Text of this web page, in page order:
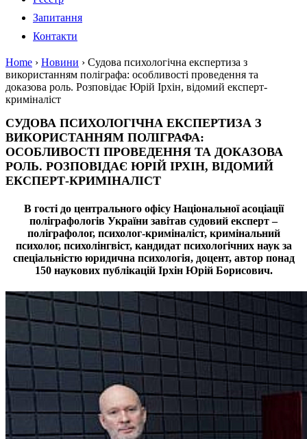
Запитання
Контакти
Home › Новини › Судова психологічна експертиза з
використанням поліграфа: особливості проведення та
доказова роль. Розповідає Юрій Ірхін, відомий експерт-
криміналіст
СУДОВА ПСИХОЛОГІЧНА ЕКСПЕРТИЗА З
ВИКОРИСТАННЯМ ПОЛІГРАФА:
ОСОБЛИВОСТІ ПРОВЕДЕННЯ ТА ДОКАЗОВА
РОЛЬ. РОЗПОВІДАЄ ЮРІЙ ІРХІН, ВІДОМИЙ
ЕКСПЕРТ-КРИМІНАЛІСТ
В гості до центрального офісу Національної асоціації
поліграфологів України завітав судовий експерт –
поліграфолог, психолог-криміналіст, кримінальний
психолог, психолінгвіст, кандидат психологічних наук за
спеціальністю юридична психологія, доцент, автор понад
150 наукових публікацій Ірхін Юрій Борисович.